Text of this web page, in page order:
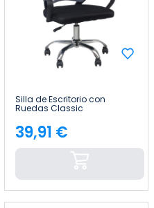
Silla de Escritorio con
Ruedas Classic
Precio
39,91 €